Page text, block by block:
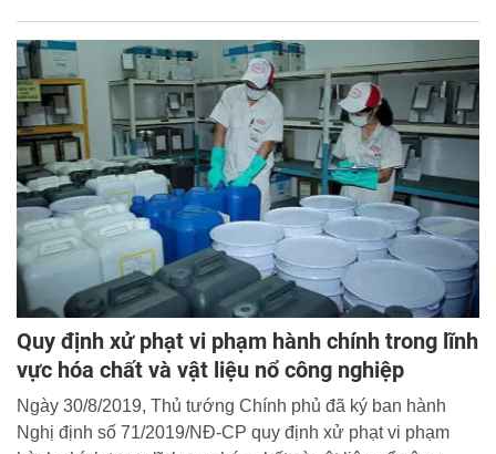
Quy định xử phạt vi phạm hành chính trong lĩnh
vực hóa chất và vật liệu nổ công nghiệp
Ngày 30/8/2019, Thủ tướng Chính phủ đã ký ban hành
Nghị định số 71/2019/NĐ-CP quy định xử phạt vi phạm